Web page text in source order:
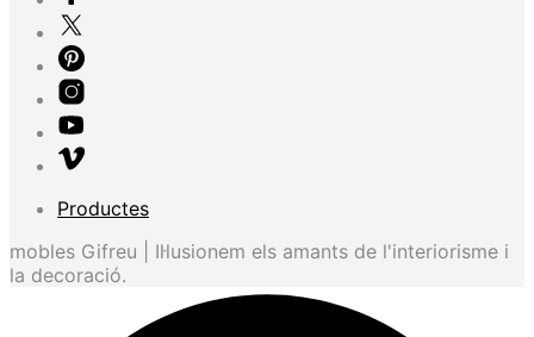
Productes
mobles Gifreu | Il·lusionem els amants de l'interiorisme i
la decoració.